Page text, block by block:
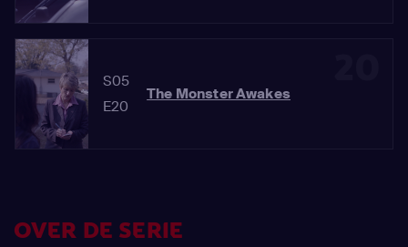
S05
E20
The Monster Awakes
OVER DE SERIE